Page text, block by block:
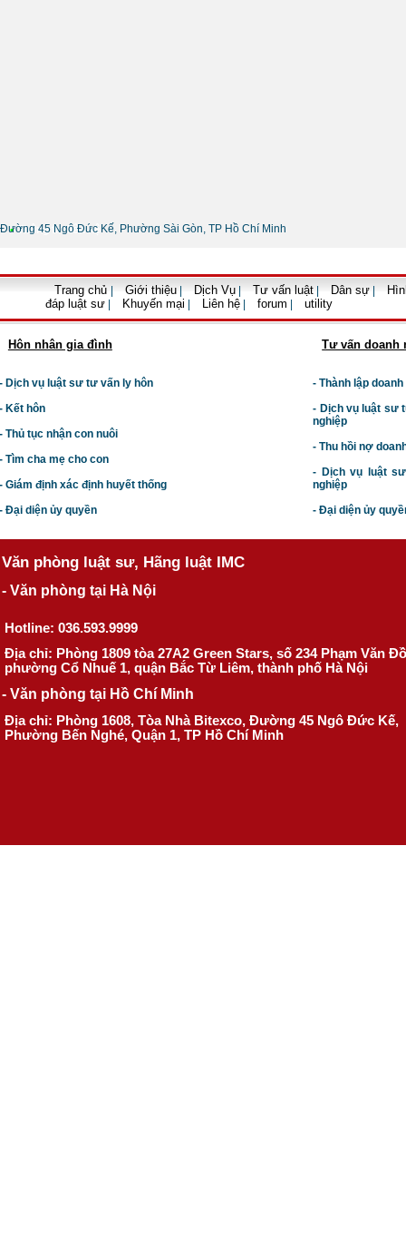
• Thông tin liên hệ
Đường 45 Ngô Đức Kế, Phường Sài Gòn, TP Hồ Chí Minh
Trang chủ Giới thiệu Dịch Vụ Tư vấn luật Dân sự
đáp luật sư
Khuyến mại Liên hệ forum utility
Hôn nhân gia đình
Dịch vụ luật sư tư vấn ly hôn
Kết hôn
Thủ tục nhận con nuôi
Tìm cha mẹ cho con
Giám định xác định huyết thống
Đại diện ủy quyền
Tư vấn doanh
- Thành lập
- Dịch vụ luật sư t
nghiệp
- Thu hồi nợ
- Dịch vụ luật
nghiệp
- Đại diện ủy
Văn phòng luật sư, Hãng luật IMC
- Văn phòng tại Hà Nội
Hotline: 036.593.9999
Địa chỉ: Phòng 1809 tòa 27A2 Green Stars, số 234 Phạm Văn
phường Cổ Nhuế 1, quận Bắc Từ Liêm, thành phố Hà Nội
- Văn phòng tại Hồ Chí Minh
Địa chỉ: Phòng 1608, Tòa Nhà Bitexco, Đường 45 Ngô Đức Kế,
Phường Bến Nghé, Quận 1, TP Hồ Chí Minh